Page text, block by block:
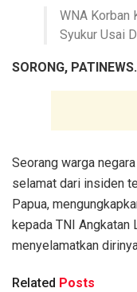
WNA Korban
Syukur Usai
SORONG,
Seorang warga
selamat dari insiden
Papua,
kepada TNI Angkatan
menyelamatkan
Related Posts